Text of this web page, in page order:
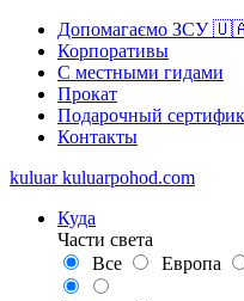
Допомагаємо ЗСУ
Корпоративы
С местными гидами
Прокат
Подарочный
Контакты
kuluar kuluarpohod.com
Куда
Части света
Все
Европа